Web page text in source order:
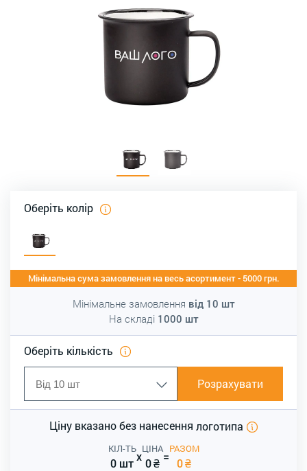
Оберіть колір
Мінімальна сума замовлення на весь асортимент - 5000 грн.
Мінімальне замовлення від 10 шт
На складі 1000 шт
Оберіть кількість
Розрахувати
Ціну вказано без нанесення логотипа
КІЛ-ТЬ
0 штx
ЦІНА
0₴ =
РАЗОМ
0₴